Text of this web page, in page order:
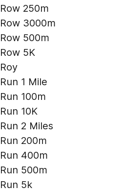
Row 250m
Row 3000m
Row 500m
Row 5K
Roy
Run 1 Mile
Run 100m
Run 10K
Run 2 Miles
Run 200m
Run 400m
Run 500m
Run 5k